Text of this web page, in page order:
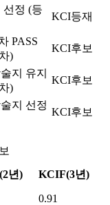
선정 (등
KCI등재
PASS
)
KCI후보
지 유지
)
KCI후보
지 선정
KCI후보
년) KCIF(3년)
0.91